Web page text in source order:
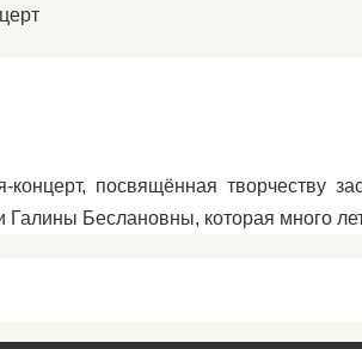
посвящённая творчеству
Галины Беслановны, которая много